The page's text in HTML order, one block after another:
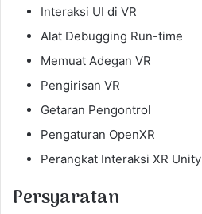
Interaksi UI di VR
Alat Debugging Run-time
Memuat Adegan VR
Pengirisan VR
Getaran Pengontrol
Pengaturan OpenXR
Perangkat Interaksi XR Unity
Persyaratan